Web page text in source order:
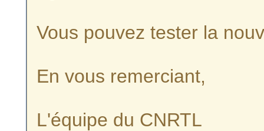
Vous pouvez tester la
En vous remerciant,
L'équipe du CNRTL